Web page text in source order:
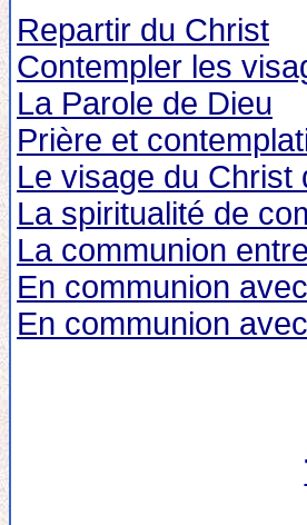
Repartir du Christ
Contempler les
La Parole de Dieu
Prière et
Le visage du Christ
La spiritualité de
La communion
En communion
En communion